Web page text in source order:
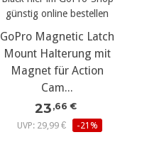
GoPro Magnetic Latch
Mount Halterung mit
Magnet für Action
Cam...
23 ,66 €
UVP: 29,99 €
-21%